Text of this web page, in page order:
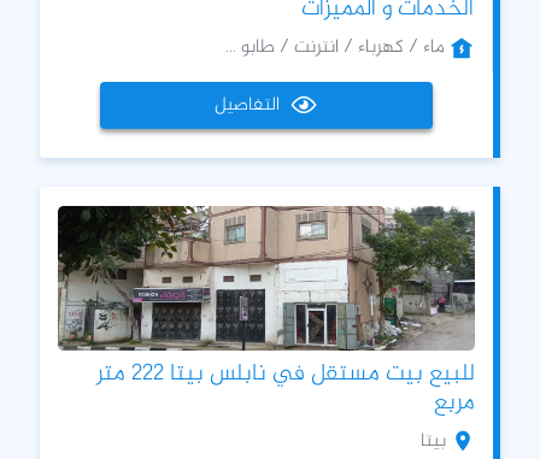
الخدمات و المميزات
ماء / كهرباء / انترنت / طابو ...
التفاصيل
للبيع بيت مستقل في نابلس بيتا 222 متر
مربع
بيتا